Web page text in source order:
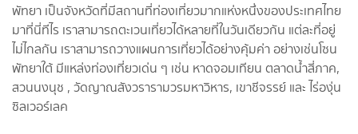
พัทยา เป็นจังหวัดที่มีสถานที่ท่องเที่ยวมากแห่งหนึ่งของประเทศไทย
มาที่นี่ทีไร เราสามารถตะเวนเที่ยวได้หลายที่ในวันเดียวกัน แต่ละที่อยู่
ไม่ไกลกัน เราสามารถวางแผนการเที่ยวได้อย่างคุ้มค่า อย่างเช่นโซน
พัทยาใต้ มีแหล่งท่องเที่ยวเด่น ๆ เช่น หาดจอมเทียน ตลาดน้ำสี่ภาค,
สวนนงนุช , วัดญาณสังวรารามวรมหาวิหาร, เขาชีจรรย์ และ ไร่องุ่น
ซิลเวอร์เลค